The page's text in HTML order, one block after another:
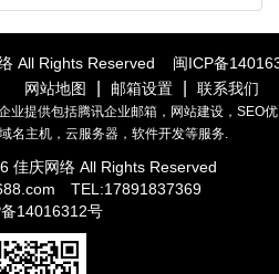
All Rights Reserved 闽ICP备
网站地图
邮箱设置 联系我们
业提供包括腾讯企业邮箱，网站建设，SEO优
名主机，云服务器，软件开发等服务.
佳庆网络 All Rights Reserved
TEL:17891837369
14016312号